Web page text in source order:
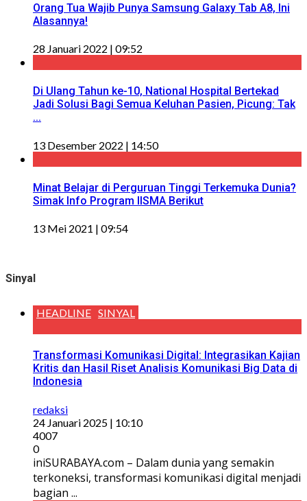
Orang Tua Wajib Punya Samsung Galaxy Tab A8, Ini
Alasannya!
28 Januari 2022 | 09:52
Di Ulang Tahun ke-10, National Hospital Bertekad
Jadi Solusi Bagi Semua Keluhan Pasien, Picung: Tak
...
13 Desember 2022 | 14:50
Minat Belajar di Perguruan Tinggi Terkemuka Dunia?
Simak Info Program IISMA Berikut
13 Mei 2021 | 09:54
Sinyal
HEADLINE SINYAL
Transformasi Komunikasi Digital: Integrasikan Kajian
Kritis dan Hasil Riset Analisis Komunikasi Big Data di
Indonesia
redaksi
24 Januari 2025 | 10:10
4007
0
iniSURABAYA.com – Dalam dunia yang semakin
terkoneksi, transformasi komunikasi digital menjadi
bagian ...